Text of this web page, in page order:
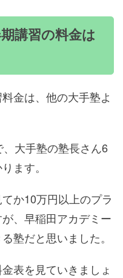
講習の料金は
金は、他の大手塾よ
大手塾の塾長さん6
ます。
か10万円以上のプラ
、早稲田アカデミー
塾だと思いました。
表を見ていきましょ